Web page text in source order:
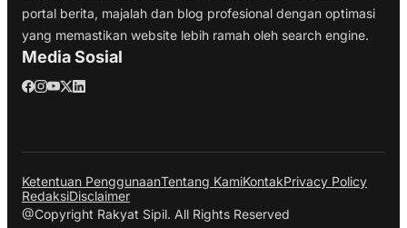
portal berita, majalah dan blog profesional dengan optimasi
yang memastikan website lebih ramah oleh search engine.
Media Sosial
Ketentuan PenggunaanTentang KamiKontakPrivacy Policy
RedaksiDisclaimer
@Copyright Rakyat Sipil. All Rights Reserved